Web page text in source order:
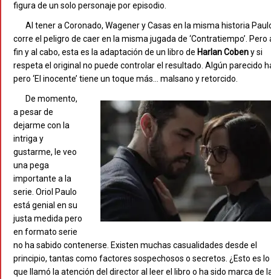
figura de un solo personaje por episodio.
Al tener a Coronado, Wagener y Casas en la misma historia
corre el peligro de caer en la misma jugada de ‘Contratiempo’. Pero
fin y al cabo, esta es la adaptación de un libro de Harlan Cobeny si
respeta el original no puede controlar el resultado. Algún parecido
pero ‘El inocente’ tiene un toque más… malsano y retorcido.
De momento,
a pesar de
dejarme con la
intriga y
gustarme, le veo
una pega
importante a la
serie. Oriol Paulo
está genial en su
justa medida pero
en formato serie
no ha sabido contenerse. Existen muchas casualidades desde el
principio, tantas como factores sospechosos o secretos. ¿Esto es lo
que llamó la atención del director al leer el libro o ha sido marca de